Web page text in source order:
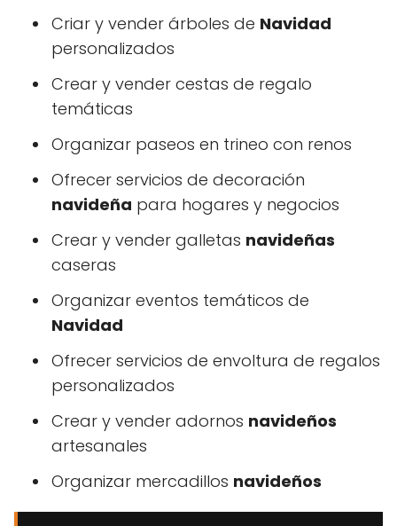
Criar y vender árboles de Navidad
personalizados
Crear y vender cestas de regalo
temáticas
Organizar paseos en trineo con renos
Ofrecer servicios de decoración
navideña para hogares y negocios
Crear y vender galletas navideñas
caseras
Organizar eventos temáticos de
Navidad
Ofrecer servicios de envoltura de regalos
personalizados
Crear y vender adornos navideños
artesanales
Organizar mercadillos navideños